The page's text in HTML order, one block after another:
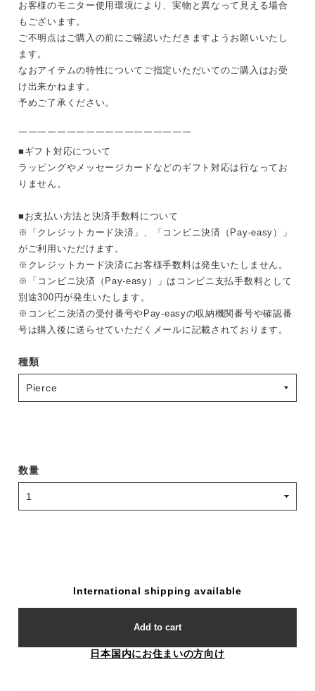
お客様のモニター使用環境により、実物と異なって見える場合
もございます。
ご不明点はご購入の前にご確認いただきますようお願いいたし
ます。
なおアイテムの特性についてご指定いただいてのご購入はお受
け出来かねます。
予めご了承ください。
￣￣￣￣￣￣￣￣￣￣￣￣￣￣￣￣￣￣
■ギフト対応について
ラッピングやメッセージカードなどのギフト対応は行なってお
りません。
■お支払い方法と決済手数料について
※「クレジットカード決済」、「コンビニ決済（Pay-easy）」
がご利用いただけます。
※クレジットカード決済にお客様手数料は発生いたしません。
※「コンビニ決済（Pay-easy）」はコンビニ支払手数料として
別途300円が発生いたします。
※コンビニ決済の受付番号やPay-easyの収納機関番号や確認番
号は購入後に送らせていただくメールに記載されております。
種類
数量
International shipping available
Add to cart
日本国内にお住まいの方向け